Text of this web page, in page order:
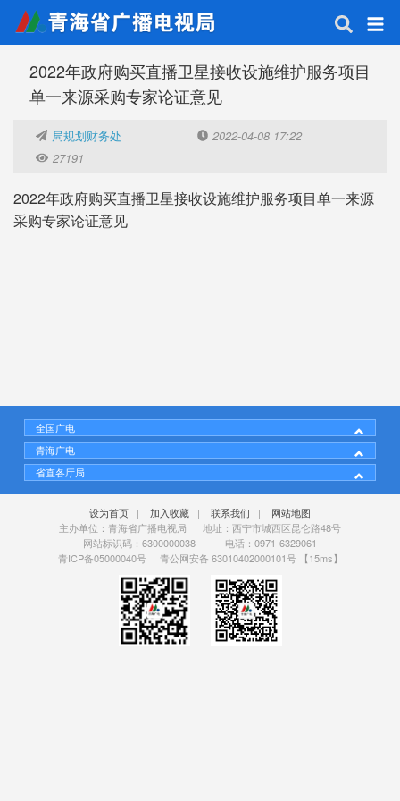
2022年政府购买直播卫星接收设施维护服务项目
单一来源采购专家论证意见
局规划财务处
2022-04-08 17:22
27191
2022年政府购买直播卫星接收设施维护服务项目单一来源
采购专家论证意见
全国广电
青海广电
省直各厅局
设为首页 | 加入收藏 | 联系我们 | 网站地图
主办单位：青海省广播电视局 地址：西宁市城西区昆仑路48号
网站标识码：6300000038 电话：0971-6329061
青ICP备05000040号
青公网安备 63010402000101号【15ms】